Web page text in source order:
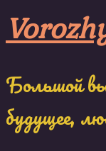
to
content
Большой
будущее,